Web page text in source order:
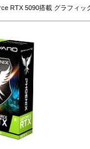
RTX 5090搭載 グラフィッ